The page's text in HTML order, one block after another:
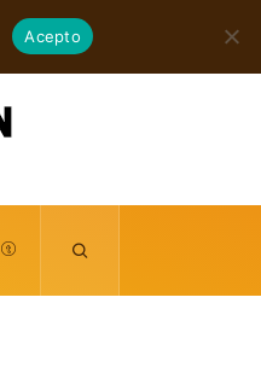
agosto 5, 2026
Acepto